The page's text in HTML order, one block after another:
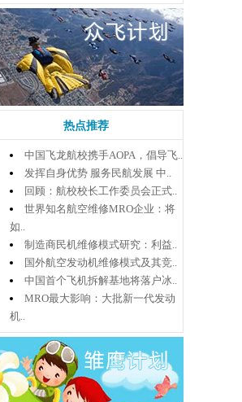
热点推荐
中国飞龙航校携手AOPA，倡导飞..
发挥自身优势 服务民航发展 中..
回顾：航校校长工作委员会正式..
世界知名航空维修MRO企业：将
如..
制造商民机维修模式研究：利益..
国外航空发动机维修模式及其竞..
中国首个飞机拆解基地将落户冰..
MRO最大影响：大批新一代发动
机..